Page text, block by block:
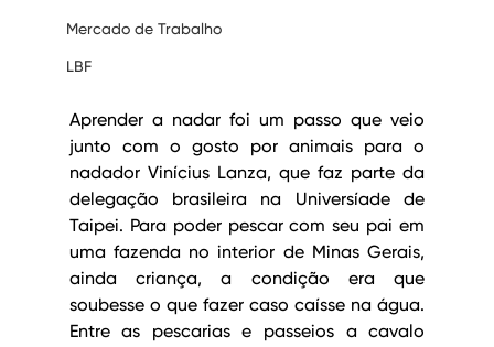
Mercado de Trabalho
LBF
Aprender a nadar foi um passo que veio
junto com o gosto por animais para o
nadador Vinícius Lanza, que faz parte da
delegação brasileira na Universíade de
Taipei. Para poder pescar com seu pai em
uma fazenda no interior de Minas Gerais,
ainda criança, a condição era que
soubesse o que fazer caso caísse na água.
Entre as pescarias e passeios a cavalo